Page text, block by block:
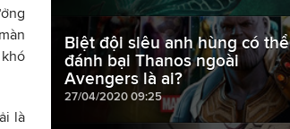
là
Biệt đội siêu anh hùng có thể
đánh bại Thanos ngoài
Avengers là ai?
27/04/2020 09:25